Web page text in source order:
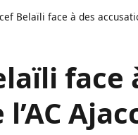
Belaïli face à des
face